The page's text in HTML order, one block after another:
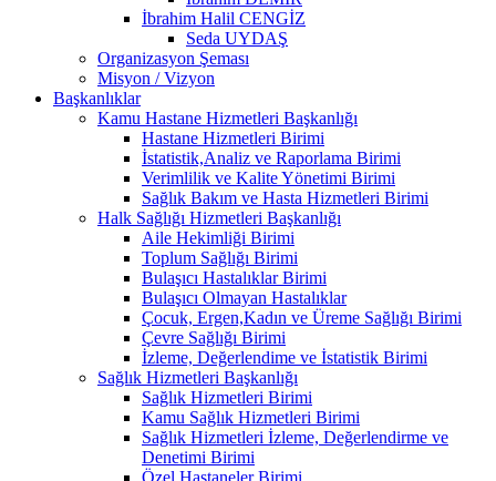
İbrahim Halil CENGİZ
Seda UYDAŞ
Organizasyon Şeması
Misyon / Vizyon
Başkanlıklar
Kamu Hastane Hizmetleri Başkanlığı
Hastane Hizmetleri Birimi
İstatistik,Analiz ve Raporlama Birimi
Verimlilik ve Kalite Yönetimi Birimi
Sağlık Bakım ve Hasta Hizmetleri Birimi
Halk Sağlığı Hizmetleri Başkanlığı
Aile Hekimliği Birimi
Toplum Sağlığı Birimi
Bulaşıcı Hastalıklar Birimi
Bulaşıcı Olmayan Hastalıklar
Çocuk, Ergen,Kadın ve Üreme Sağlığı Birimi
Çevre Sağlığı Birimi
İzleme, Değerlendime ve İstatistik Birimi
Sağlık Hizmetleri Başkanlığı
Sağlık Hizmetleri Birimi
Kamu Sağlık Hizmetleri Birimi
Sağlık Hizmetleri İzleme, Değerlendirme ve
Denetimi Birimi
Özel Hastaneler Birimi